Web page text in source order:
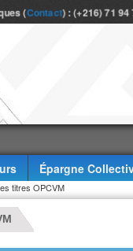
(Contact) : (+216) 71
Épargne
titres OPCVM